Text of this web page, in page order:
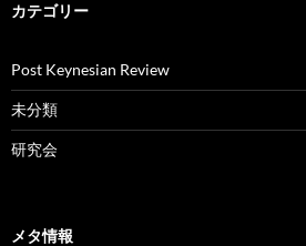
カテゴリー
Post Keynesian Review
未分類
研究会
メタ情報